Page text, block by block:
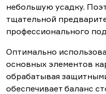
небольшую усадку.
тщательной
профессионального
Оптимально
основных элементов
обрабатывая
обеспечивает баланс